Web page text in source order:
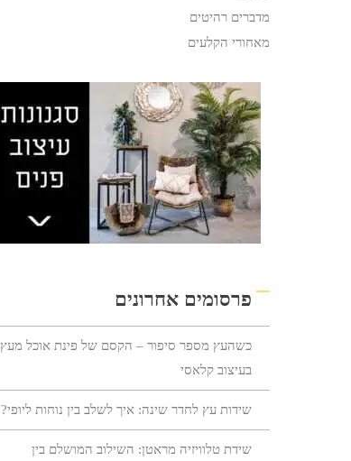
מדברים רהיטים
מאחורי הקלעים
פרסומים אחרונים
כשהעץ מספר סיפור – הקסם של פינת אוכל מעץ
בעיצוב קלאסי
שידות עץ לחדר שינה: איך לשלב בין נוחות ליופי?
שידת טלוויזיה מראטן: השילוב המושלם בין